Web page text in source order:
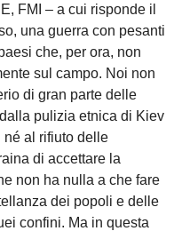
FMI – a cui risponde il
una guerra con pesanti
che, per ora, non
sul campo. Noi non
di gran parte delle
pulizia etnica di Kiev
al rifiuto delle
di accettare la
non ha nulla a che fare
dei popoli e delle
confini. Ma in questa